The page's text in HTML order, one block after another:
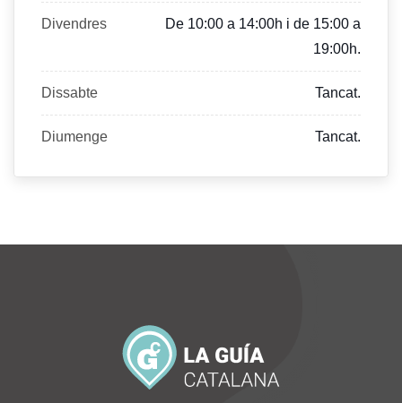
Divendres
De 10:00 a 14:00h i de 15:00 a
19:00h.
Dissabte Tancat.
Diumenge Tancat.